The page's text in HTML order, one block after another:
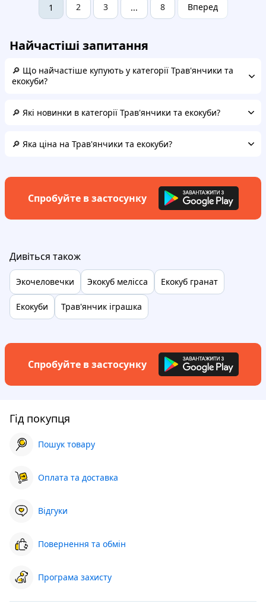
1 2 3 ... 8 Вперед
Найчастіші запитання
🔎 Що найчастіше купують у категорії Трав'янчики та
екокуби?
🔎 Які новинки в категорії Трав'янчики та екокуби?
🔎 Яка ціна на Трав'янчики та екокуби?
Спробуйте в застосунку
Дивіться також
Экочеловечки Экокуб мелісса Екокуб гранат
Екокуби Трав'янчик іграшка
Спробуйте в застосунку
Гід покупця
Пошук товару
Оплата та доставка
Відгуки
Повернення та обмін
Програма захисту